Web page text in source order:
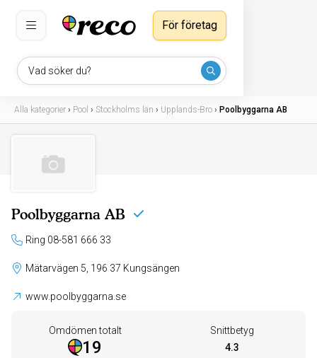
Vad söker du?
För företag
Alla kategorier › Pool › Stockholms län › Upplands-Bro › Poolbyggarna AB
Poolbyggarna AB
Ring 08-581 666 33
Mätarvägen 5, 196 37 Kungsängen
www.poolbyggarna.se
Omdömen totalt
19
Snittbetyg
4.3